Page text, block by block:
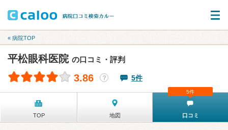
« 病院TOP
平松眼科医院 の口コミ・評判
3.86 ？ 5件
TOP 地図 口コミ
5件